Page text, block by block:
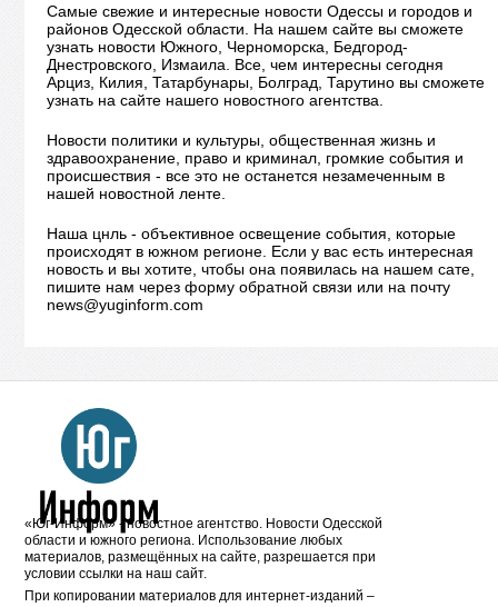
Самые свежие и интересные новости Одессы и городов и
районов Одесской области. На нашем сайте вы сможете
узнать новости Южного, Черноморска, Бедгород-
Днестровского, Измаила. Все, чем интересны сегодня
Арциз, Килия, Татарбунары, Болград, Тарутино вы сможете
узнать на сайте нашего новостного агентства.
Новости политики и культуры, общественная жизнь и
здравоохранение, право и криминал, громкие события и
происшествия - все это не останется незамеченным в
нашей новостной ленте.
Наша цнль - объективное освещение события, которые
происходят в южном регионе. Если у вас есть интересная
новость и вы хотите, чтобы она появилась на нашем сате,
пишите нам через форму обратной связи или на почту
news@yuginform.com
«Юг-Информ» - новостное агентство. Новости Одесской
области и южного региона. Использование любых
материалов, размещённых на сайте, разрешается при
условии ссылки на наш сайт.
При копировании материалов для интернет-изданий –